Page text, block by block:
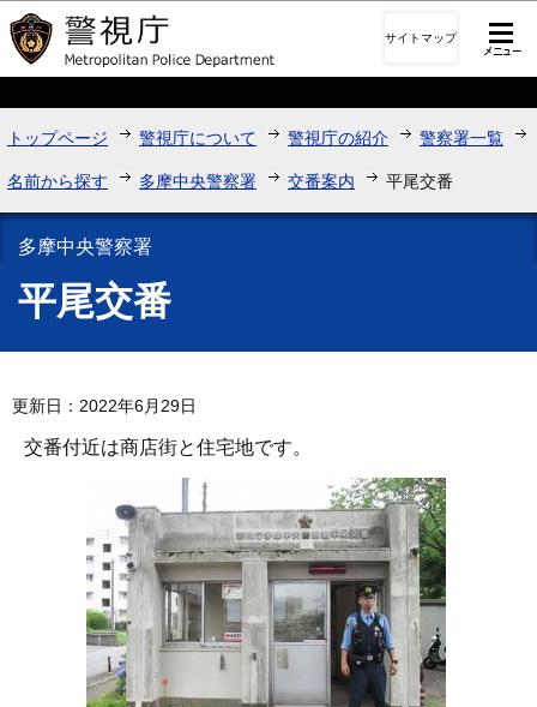
このページの本文へ移動
サイトマップ
トップページ 警視庁について 警視庁の紹介 警察署一覧
名前から探す 多摩中央警察署 交番案内 平尾交番
多摩中央警察署
平尾交番
更新日：2022年6月29日
交番付近は商店街と住宅地です。